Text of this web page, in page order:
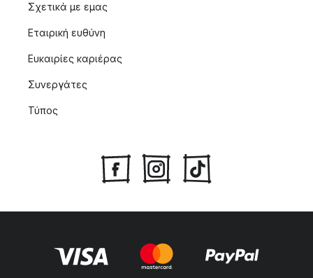
Σχετικά με εμας
Εταιρική ευθύνη
Ευκαιρίες καριέρας
Συνεργάτες
Τύπος